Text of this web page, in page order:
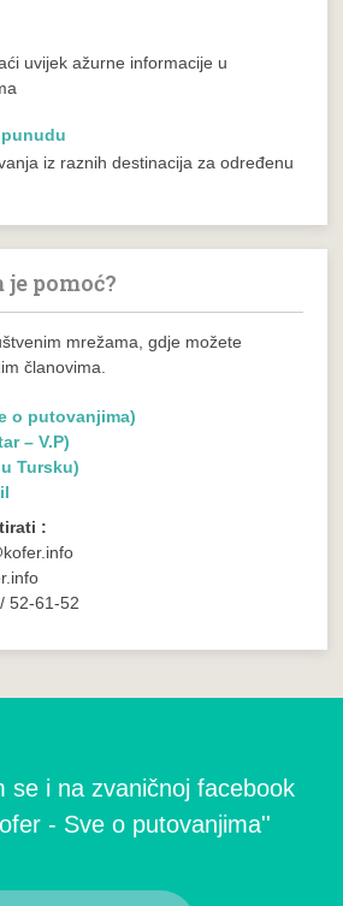
uvijek ažurne informacije u
iz raznih destinacija za određenu
pomoć?
mrežama, gdje možete
članovima.
o putovanjima)
– V.P)
Tursku)
:
52-61-52
se i na zvaničnoj facebook
- Sve o putovanjima''